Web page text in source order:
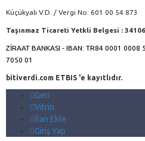
Küçükyalı V.D. / Vergi No: 601 00 54 873
Taşınmaz Ticareti Yetkli Belgesi :
ZİRAAT BANKASI - IBAN: TR84 0001 0008
7050 01
bitiverdi.com ETBIS 'e kayıtlıdır.
Geri
Vitrin
İlan Ekle
Giriş Yap